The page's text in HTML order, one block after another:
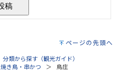
ページの先頭へ
分類から探す（観光ガイド）
焼き鳥・串かつ 鳥庄